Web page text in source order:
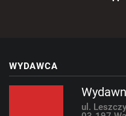
WYDAWCA
ul.